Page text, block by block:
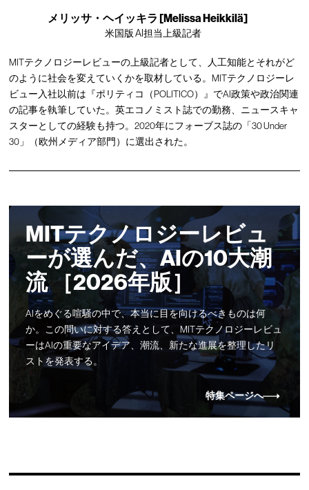
メリッサ・ヘイッキラ [Melissa Heikkilä]
米国版 AI担当上級記者
MITテクノロジーレビューの上級記者として、人工知能とそれがど
のように社会を変えていくかを取材している。MITテクノロジーレ
ビュー入社以前は『ポリティコ（POLITICO）』でAI政策や政治関連
の記事を執筆していた。英エコノミスト誌での勤務、ニュースキャ
スターとしての経験も持つ。2020年にフォーブス誌の「30 Under
30」（欧州メディア部門）に選出された。
MITテクノロジーレビュ
ーが選んだ、AIの10大潮
流 ［2026年版］
AIをめぐる喧騒の中で、本当に目を向けるべきものは何
か。この問いに対する答えとして、MITテクノロジーレビュ
ーはAIの重要なアイデア、潮流、新たな進展を整理したリ
ストを発表する。
特集ページへ